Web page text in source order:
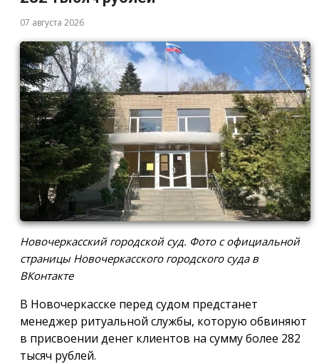
07 августа 2026
Новочеркасский городской суд. Фото с официальной
страницы Новочеркасского городского суда в
ВКонтакте
В Новочеркасске перед судом предстанет
менеджер ритуальной службы, которую обвиняют
в присвоении денег клиентов на сумму более 282
тысяч рублей.